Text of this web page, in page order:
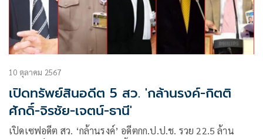
10 ตุลาคม 2567
เปิดทรัพย์สินอดีต 5 สว. 'กล้านรงค์-กิตติ
ศักดิ์-จิรชัย-เจตน์-ธานี'
เปิดเซฟอดีต สว. ‘กล้านรงค์’ อดีตกก.ป.ป.ช. รวย 22.5 ล้าน